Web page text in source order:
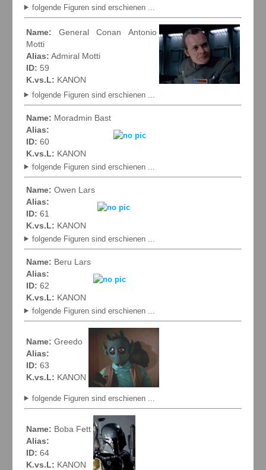
folgende Figuren sind erschienen ...
Name: General Conan Antonio
Motti
Alias: Admiral Motti
ID: 59
K.vs.L: KANON
folgende Figuren sind erschienen ...
Name: Moradmin Bast
Alias:
ID: 60
K.vs.L: KANON
folgende Figuren sind erschienen ...
Name: Owen Lars
Alias:
ID: 61
K.vs.L: KANON
folgende Figuren sind erschienen ...
Name: Beru Lars
Alias:
ID: 62
K.vs.L: KANON
folgende Figuren sind erschienen ...
Name: Greedo
Alias:
ID: 63
K.vs.L: KANON
folgende Figuren sind erschienen ...
Name: Boba Fett
Alias:
ID: 64
K.vs.L: KANON